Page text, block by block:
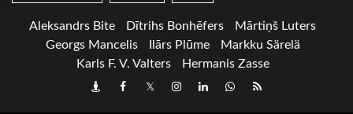
Aleksandrs Bite Dītrihs Bonhēfers
Mārtiņš Luters
Georgs Mancelis
Ilārs Plūme
Markku Särelä
Karls F. V. Valters
Hermanis Zasse
DraugiemFacebook
TwitterInstagram
LinkedInwhatsapp
RSS